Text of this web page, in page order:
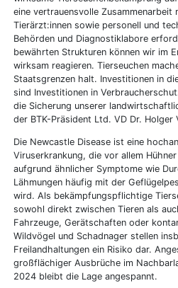
eine vertrauensvolle Zusammenarbeit
Tierärzt:innen sowie personell und
Behörden und Diagnostiklabore
bewährten Strukturen können wir im
wirksam reagieren. Tierseuchen
Staatsgrenzen halt. Investitionen in
sind Investitionen in
die Sicherung unserer
der BTK-Präsident Ltd. VD Dr. Holger
Die Newcastle Disease ist eine
Viruserkrankung, die vor allem
aufgrund ähnlicher Symptome wie
Lähmungen häufig mit der
wird. Als bekämpfungspflichtige
sowohl direkt zwischen Tieren als
Fahrzeuge, Gerätschaften oder
Wildvögel und Schadnager stellen
Freilandhaltungen ein Risiko dar.
großflächiger Ausbrüche im
2024 bleibt die Lage angespannt.